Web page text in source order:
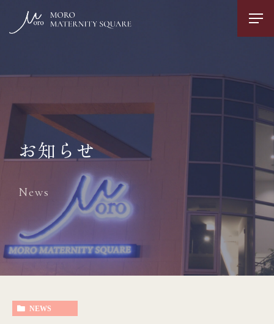
お知らせ
News
NEWS